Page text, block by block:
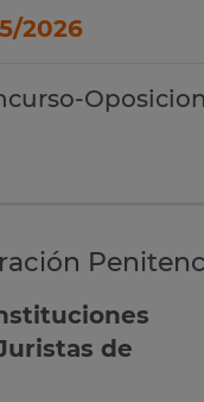
2026
Oposicion
de